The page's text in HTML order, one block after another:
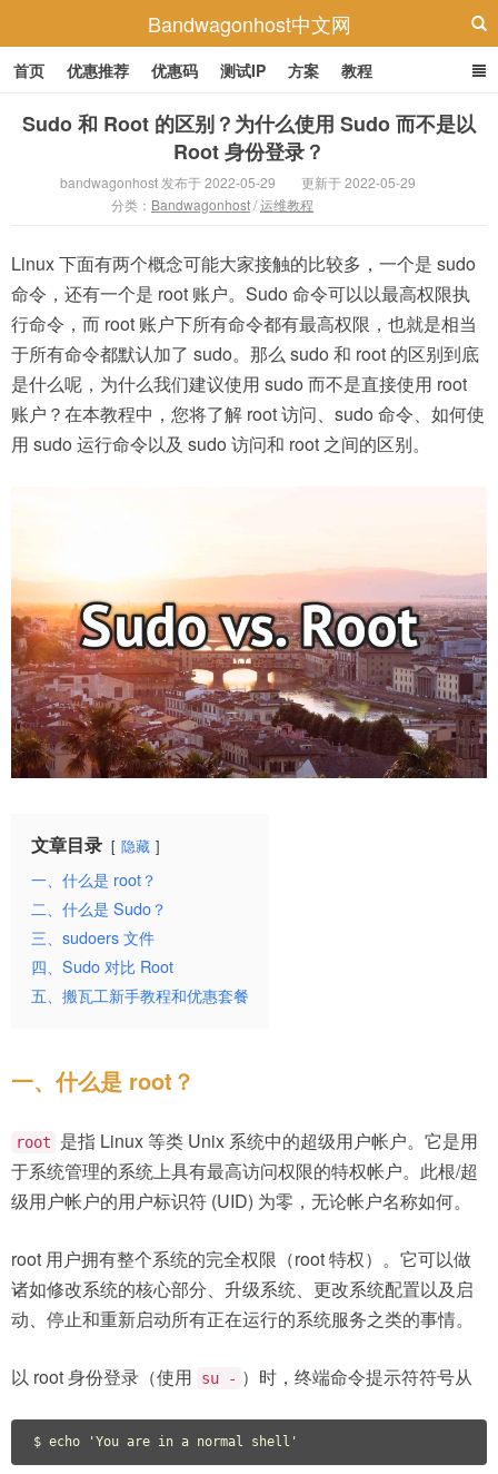
Bandwagonhost中文网
首页 优惠推荐 优惠码 测试IP 方案 教程
Sudo 和 Root 的区别？为什么使用 Sudo 而不是以
Root 身份登录？
bandwagonhost 发布于 2022-05-29
更新于 2022-05-29
分类： Bandwagonhost/运维教程
Linux 下面有两个概念可能大家接触的比较多，一个是 sudo
命令，还有一个是 root 账户。Sudo 命令可以以最高权限执
行命令，而 root 账户下所有命令都有最高权限，也就是相当
于所有命令都默认加了 sudo。那么 sudo 和 root 的区别到底
是什么呢，为什么我们建议使用 sudo 而不是直接使用 root
账户？在本教程中，您将了解 root 访问、sudo 命令、如何使
用 sudo 运行命令以及 sudo 访问和 root 之间的区别。
文章目录 隐藏
一、什么是 root？
二、什么是 Sudo？
三、sudoers 文件
四、Sudo 对比 Root
五、搬瓦工新手教程和优惠套餐
一、什么是 root？
root
是指 Linux 等类 Unix 系统中的超级用户帐户。它是用
于系统管理的系统上具有最高访问权限的特权帐户。此根/超
级用户帐户的用户标识符 (UID) 为零，无论帐户名称如何。
root 用户拥有整个系统的完全权限（root 特权）。它可以做
诸如修改系统的核心部分、升级系统、更改系统配置以及启
动、停止和重新启动所有正在运行的系统服务之类的事情。
以 root 身份登录（使用 su - ）时，终端命令提示符符号从
$ echo 'You are in a normal shell'